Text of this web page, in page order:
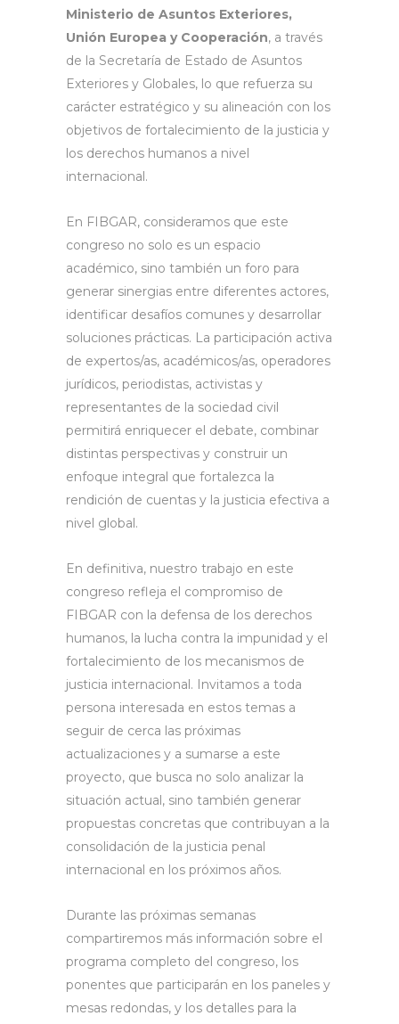
Ministerio de Asuntos Exteriores,
Unión Europea y Cooperación, a través
de la Secretaría de Estado de Asuntos
Exteriores y Globales, lo que refuerza su
carácter estratégico y su alineación con los
objetivos de fortalecimiento de la justicia y
los derechos humanos a nivel
internacional.
En FIBGAR, consideramos que este
congreso no solo es un espacio
académico, sino también un foro para
generar sinergias entre diferentes actores,
identificar desafíos comunes y desarrollar
soluciones prácticas. La participación activa
de expertos/as, académicos/as, operadores
jurídicos, periodistas, activistas y
representantes de la sociedad civil
permitirá enriquecer el debate, combinar
distintas perspectivas y construir un
enfoque integral que fortalezca la
rendición de cuentas y la justicia efectiva a
nivel global.
En definitiva, nuestro trabajo en este
congreso refleja el compromiso de
FIBGAR con la defensa de los derechos
humanos, la lucha contra la impunidad y el
fortalecimiento de los mecanismos de
justicia internacional. Invitamos a toda
persona interesada en estos temas a
seguir de cerca las próximas
actualizaciones y a sumarse a este
proyecto, que busca no solo analizar la
situación actual, sino también generar
propuestas concretas que contribuyan a la
consolidación de la justicia penal
internacional en los próximos años.
Durante las próximas semanas
compartiremos más información sobre el
programa completo del congreso, los
ponentes que participarán en los paneles y
mesas redondas, y los detalles para la